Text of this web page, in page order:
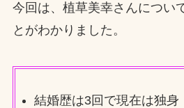
今回は、植草美幸さんについ
とがわかりました。
結婚歴は3回で現在は独身